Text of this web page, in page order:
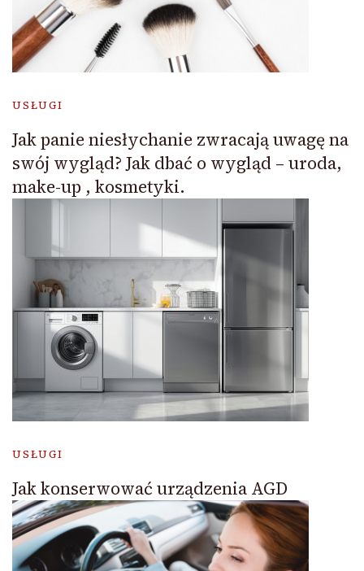
USŁUGI
Jak panie niesłychanie zwracają uwagę na
swój wygląd? Jak dbać o wygląd – uroda,
make-up , kosmetyki.
USŁUGI
Jak konserwować urządzenia AGD